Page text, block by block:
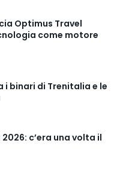
Optimus Travel
come motore
binari di Trenitalia e le
c’era una volta il